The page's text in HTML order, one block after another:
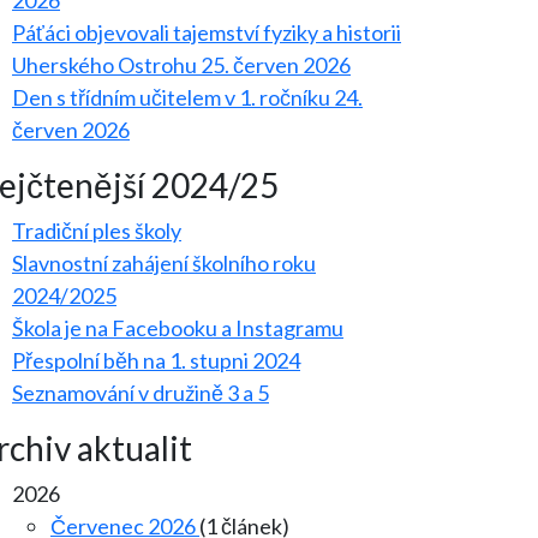
Páťáci objevovali tajemství fyziky a historii
Uherského Ostrohu 25. červen 2026
Den s třídním učitelem v 1. ročníku 24.
červen 2026
2024/25
Tradiční ples školy
Slavnostní zahájení školního roku
2024/2025
Škola je na Facebooku a Instagramu
Přespolní běh na 1. stupni 2024
Seznamování v družině 3 a 5
aktualit
2026
Červenec 2026(1 článek)